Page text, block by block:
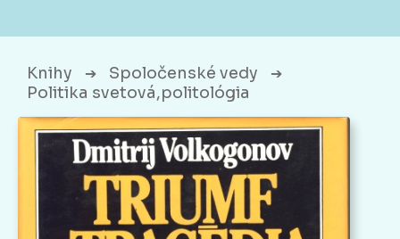
Knihy ➔ Spoločenské vedy ➔
Politika svetová,politológia